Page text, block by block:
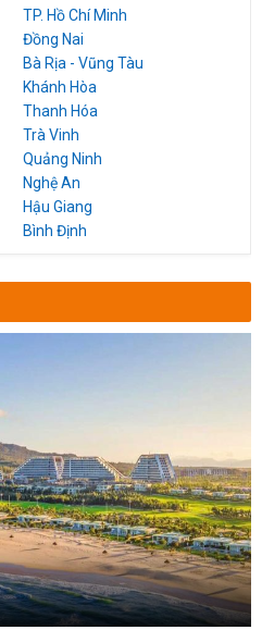
TP. Hồ Chí Minh
Đồng Nai
Bà Rịa - Vũng Tàu
Khánh Hòa
Thanh Hóa
Trà Vinh
Quảng Ninh
Nghệ An
Hậu Giang
Bình Định